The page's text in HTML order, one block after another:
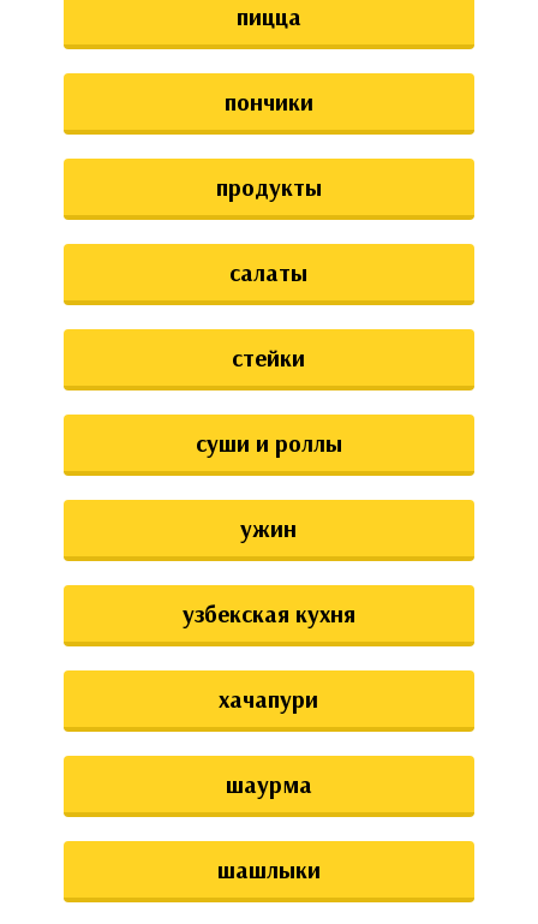
пицца
пончики
продукты
салаты
стейки
суши и роллы
ужин
узбекская кухня
хачапури
шаурма
шашлыки